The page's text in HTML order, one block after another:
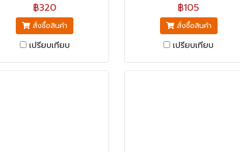
฿320
สั่งซื้อสินค้า
เปรียบเทียบ
฿105
สั่งซื้อสินค้า
เปรียบเทียบ